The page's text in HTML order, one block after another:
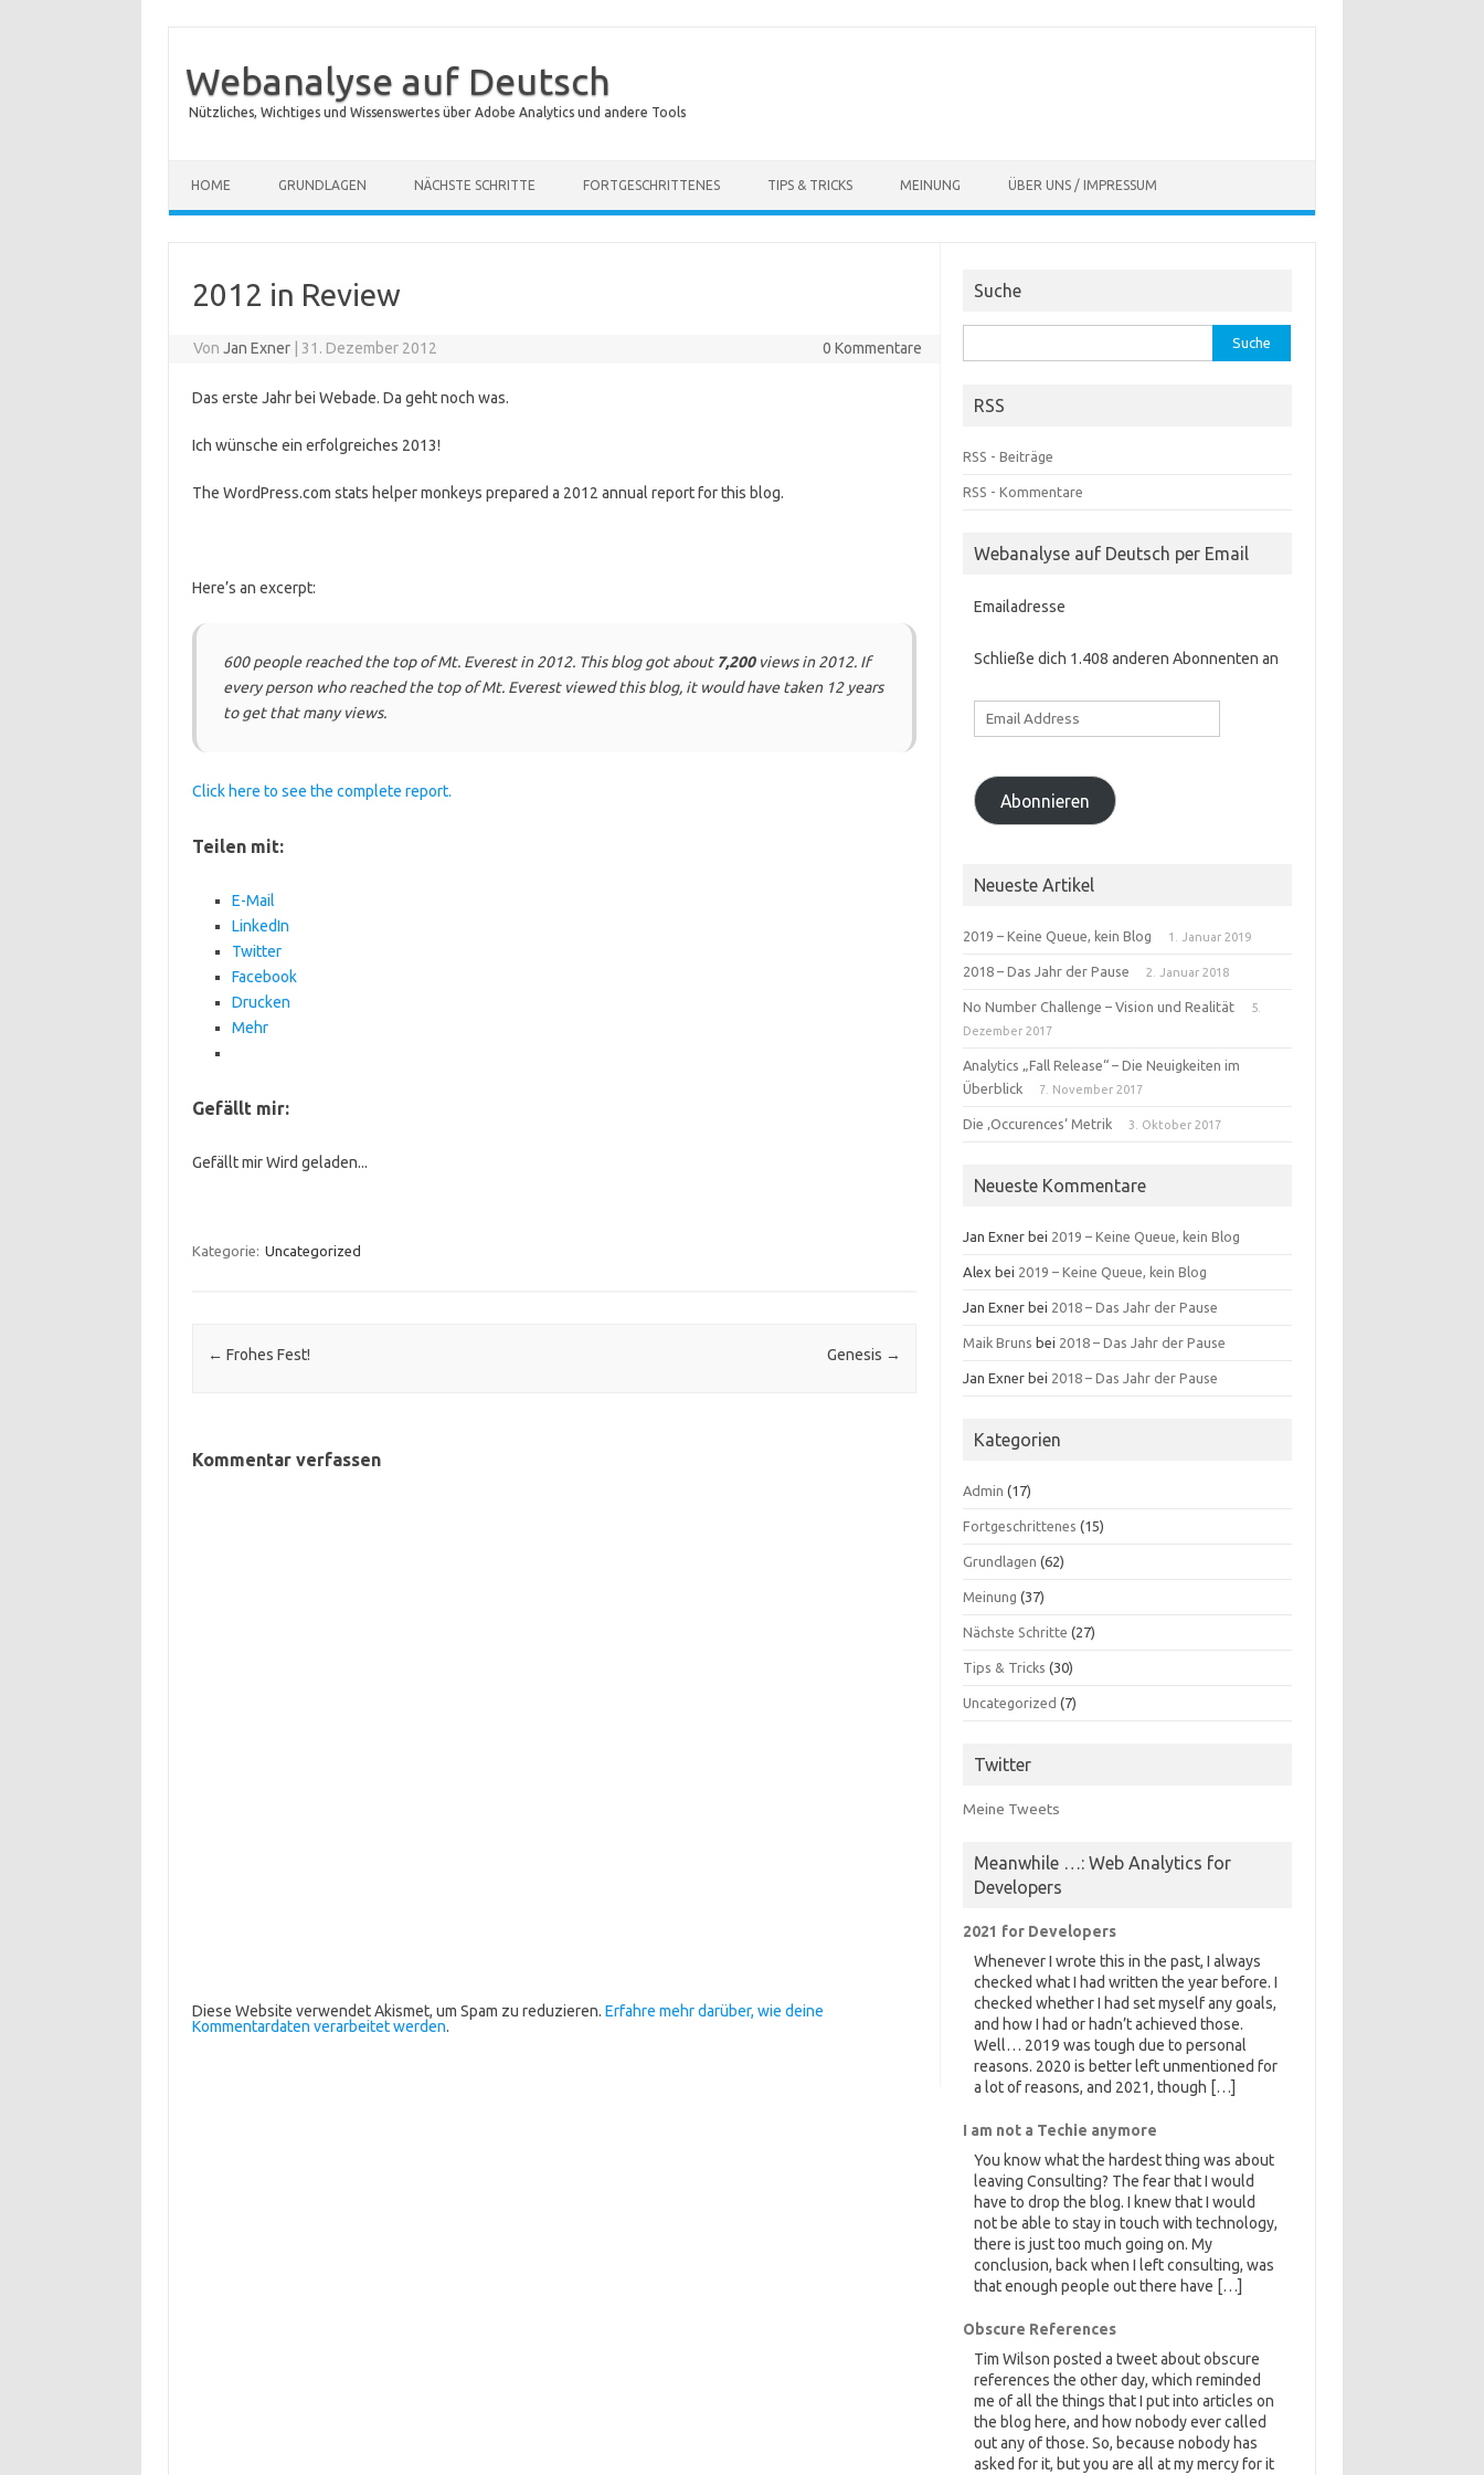
Webanalyse auf Deutsch
Nützliches, Wichtiges und Wissenswertes über Adobe Analytics und andere Tools
HOME GRUNDLAGEN NÄCHSTE SCHRITTE FORTGESCHRITTENES TIPS & TRICKS MEINUNG ÜBER UNS / IMPRESSUM
2012 in Review
VonJan Exner 31. Dezember 2012 0 Kommentare
Das erste Jahr bei Webade. Da geht noch was.
Ich wünsche ein erfolgreiches 2013!
The WordPress.com stats helper monkeys prepared a 2012 annual report for this blog.
Here’s an excerpt:
600 people reached the top of Mt. Everest in 2012. This blog got about 7,200views in 2012. If
every person who reached the top of Mt. Everest viewed this blog, it would have taken 12 years
to get that many views.
Click here to see the complete report.
Teilen mit:
E-Mail
LinkedIn
Twitter
Facebook
Drucken
Mehr
Gefällt mir:
Gefällt mir Wird geladen...
Kategorie: Uncategorized
Beitrags-Navigation
← Frohes Fest! Genesis →
Kommentar verfassen
Diese Website verwendet Akismet, um Spam zu reduzieren. Erfahre mehr darüber, wie deine
Kommentardaten verarbeitet werden.
Suche
nach:
RSS
RSS - Beiträge
RSS - Kommentare
Webanalyse auf Deutsch per Email
Emailadresse
Schließe dich 1.408 anderen Abonnenten an
Abonnieren
Neueste Artikel
2019 – Keine Queue, kein Blog 1. Januar 2019
2018 – Das Jahr der Pause 2. Januar 2018
No Number Challenge – Vision und Realität
5.
Dezember 2017
Analytics „Fall Release“ – Die Neuigkeiten im
Überblick
7. November 2017
Die ‚Occurences‘ Metrik 3. Oktober 2017
Neueste Kommentare
Jan Exner bei 2019 – Keine Queue, kein Blog
Alex bei 2019 – Keine Queue, kein Blog
Jan Exner bei 2018 – Das Jahr der Pause
Maik Bruns bei 2018 – Das Jahr der Pause
Jan Exner bei 2018 – Das Jahr der Pause
Kategorien
Admin (17)
Fortgeschrittenes (15)
Grundlagen (62)
Meinung (37)
Nächste Schritte (27)
Tips & Tricks (30)
Uncategorized (7)
Twitter
Meine Tweets
Meanwhile …: Web Analytics for
Developers
2021 for Developers
Whenever I wrote this in the past, I always
checked what I had written the year before. I
checked whether I had set myself any goals,
and how I had or hadn’t achieved those.
Well… 2019 was tough due to personal
reasons. 2020 is better left unmentioned for
a lot of reasons, and 2021, though […]
I am not a Techie anymore
You know what the hardest thing was about
leaving Consulting? The fear that I would
have to drop the blog. I knew that I would
not be able to stay in touch with technology,
there is just too much going on. My
conclusion, back when I left consulting, was
that enough people out there have […]
Obscure References
Tim Wilson posted a tweet about obscure
references the other day, which reminded
me of all the things that I put into articles on
the blog here, and how nobody ever called
out any of those. So, because nobody has
asked for it, but you are all at my mercy for it